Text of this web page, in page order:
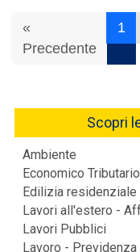
«
Precedente
1
Scopri
Ambiente
Economico Tributario
Edilizia residenziale
Lavori all'estero -
Lavori Pubblici
Lavoro - Previdenza